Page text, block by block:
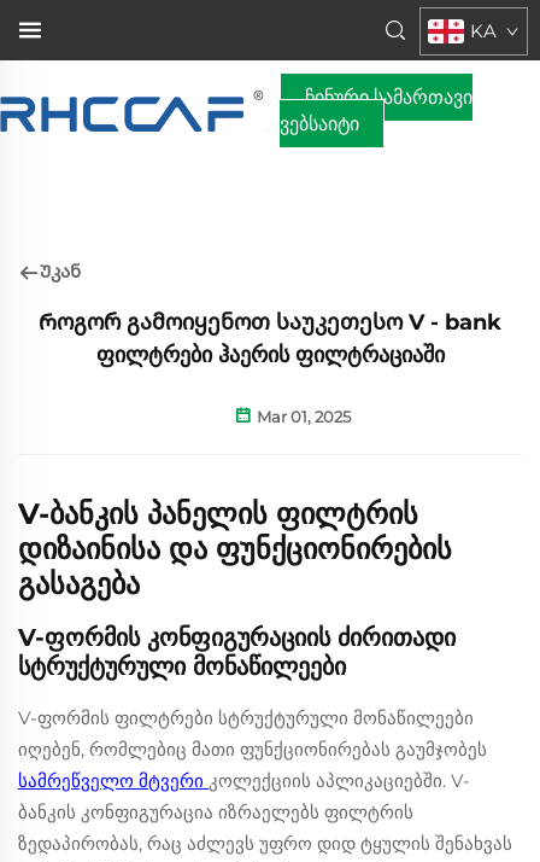
KA
ჩინური სამართავი
ვებსაიტი
Უკან
Როგორ გამოიყენოთ საუკეთესო V - bank
ფილტრები ჰაერის ფილტრაციაში
Mar 01, 2025
V-ბანკის პანელის ფილტრის
დიზაინისა და ფუნქციონირების
გასაგება
V-ფორმის კონფიგურაციის ძირითადი
სტრუქტურული მონაწილეები
V-ფორმის ფილტრები სტრუქტურული მონაწილეები
იღებენ, რომლებიც მათი ფუნქციონირებას გაუმჯობეს
სამრეწველო მტვერი კოლექციის აპლიკაციებში. V-
ბანკის კონფიგურაცია იზრაელებს ფილტრის
ზედაპირობას, რაც აძლევს უფრო დიდ ტყულის შენახვას